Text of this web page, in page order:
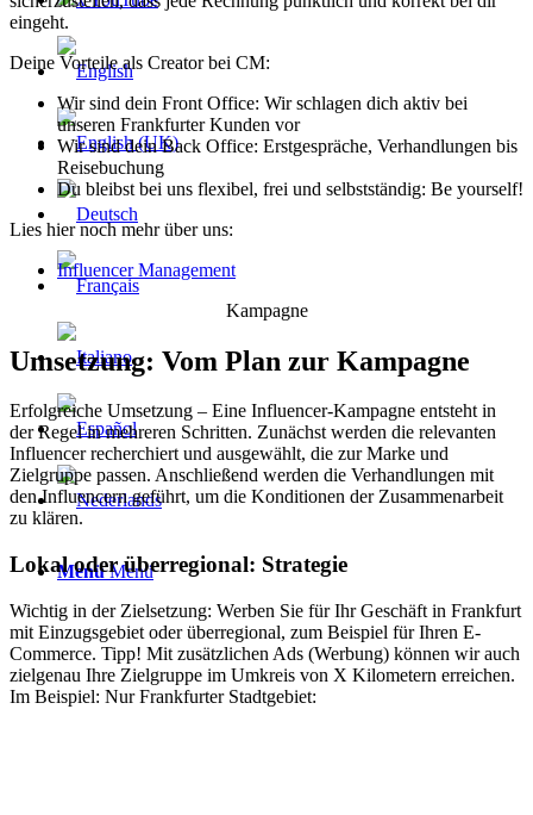
Menü Menü
eingeht.
Deine Vorteile als Creator bei CM:
Wir sind dein Front Office: Wir schlagen dich aktiv bei
unseren Frankfurter Kunden vor
Wir sind dein Back Office: Erstgespräche, Verhandlungen bis
Reisebuchung
Du bleibst bei uns flexibel, frei und selbstständig: Be yourself!
Lies hier noch mehr über uns:
Influencer Management
Kampagne
Umsetzung: Vom Plan zur Kampagne
Erfolgreiche Umsetzung – Eine Influencer-Kampagne entsteht in
der Regel in mehreren Schritten. Zunächst werden die relevanten
Influencer recherchiert und ausgewählt, die zur Marke und
Zielgruppe passen. Anschließend werden die Verhandlungen mit
den Influencern geführt, um die Konditionen der Zusammenarbeit
zu klären.
Lokal oder überregional: Strategie
Wichtig in der Zielsetzung: Werben Sie für Ihr Geschäft in Frankfurt
mit Einzugsgebiet oder überregional, zum Beispiel für Ihren E-
Commerce. Tipp! Mit zusätzlichen Ads (Werbung) können wir auch
zielgenau Ihre Zielgruppe im Umkreis von X Kilometern erreichen.
Im Beispiel: Nur Frankfurter Stadtgebiet: